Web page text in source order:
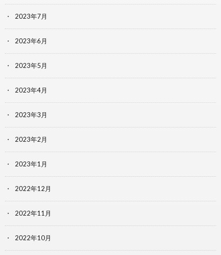
2023年7月
2023年6月
2023年5月
2023年4月
2023年3月
2023年2月
2023年1月
2022年12月
2022年11月
2022年10月